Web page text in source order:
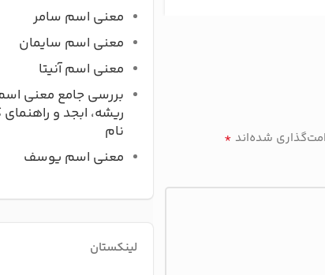
شده‌اند *
معنی اسم سامر
معنی اسم سایمان
معنی اسم آنیتا
بررسی جامع معنی
ریشه، ابجد و
نام
معنی اسم یوسف
لینکستان